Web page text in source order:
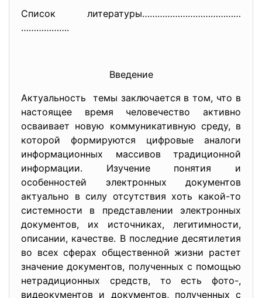
Список литературы…………………………………
……………….
Введение
Актуальность темы заключается в том, что в
настоящее время человечество активно
осваивает новую коммуникативную среду, в
которой формируются цифровые аналоги
информационных массивов традиционной
информации. Изучение понятия и
особенностей электронных документов
актуально в силу отсутствия хоть какой-то
системности в представлении электронных
документов, их источниках, легитимности,
описании, качестве. В последние десятилетия
во всех сферах общественной жизни растет
значение документов, полученных с помощью
нетрадиционных средств, то есть фото-,
видеокументов и документов, полученных с